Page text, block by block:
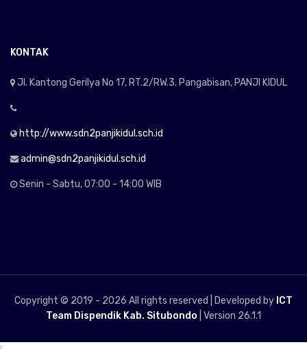
KONTAK
Jl. Kantong Gerilya No 17, RT.2/RW.3. Pangabisan, PANJI KIDUL
http://www.sdn2panjikidul.sch.id
admin@sdn2panjikidul.sch.id
Senin - Sabtu, 07:00 - 14:00 WIB
Copyright © 2019 - 2026 All rights reserved | Developed by ICT
Team Dispendik Kab. Situbondo | Version 26.1.1
;